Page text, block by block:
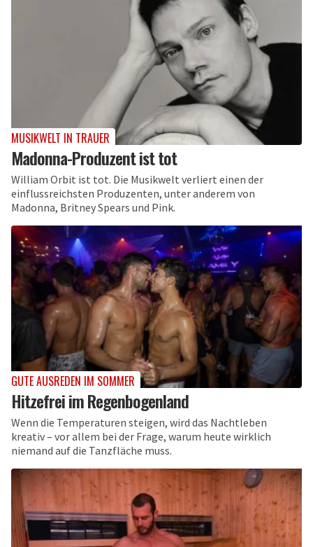
MUSIKWELT IN TRAUER
Madonna-Produzent ist tot
William Orbit ist tot. Die Musikwelt verliert einen der
einflussreichsten Produzenten, unter anderem von
Madonna, Britney Spears und Pink.
GUTE AUSREDEN IM SOMMER
Hitzefrei im Regenbogenland
Wenn die Temperaturen steigen, wird das Nachtleben
kreativ – vor allem bei der Frage, warum heute wirklich
niemand auf die Tanzfläche muss.